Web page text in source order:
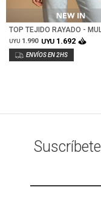
Talle
TOP TEJIDO RAYADO -
UYU 1.990 UYU 1.692